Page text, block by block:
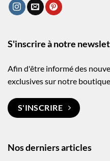
Nos derniers articles
S'inscrire à notre
Afin d'être informé des
exclusives sur notre
S'INSCRIRE